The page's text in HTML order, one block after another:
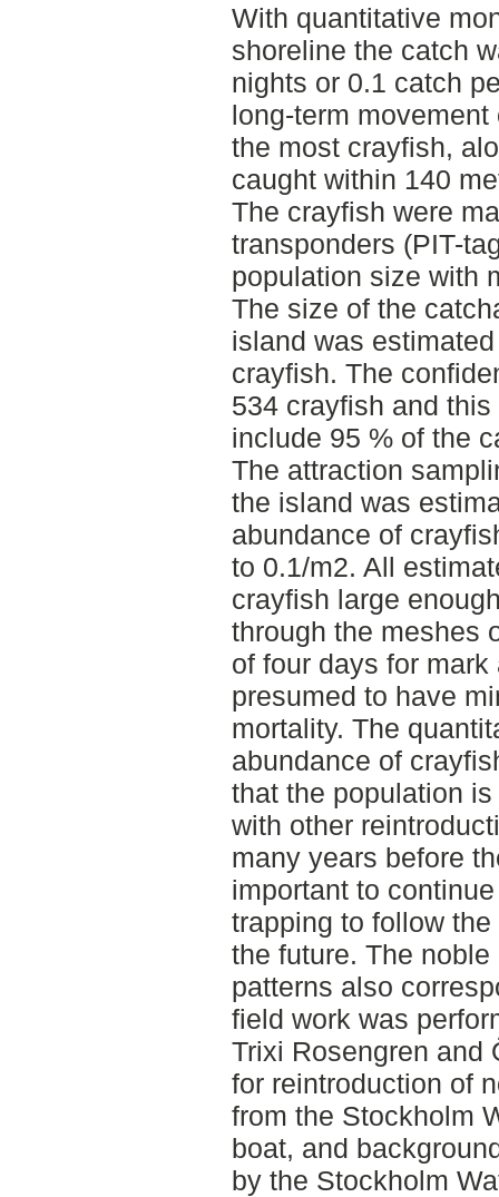
With quantitative
shoreline the catch
nights or 0.1 catch
long-term
the most crayfish,
caught within 140
The crayfish were
transponders (PIT-
population size with
The size of the
island was
crayfish. The
534 crayfish and
include 95 % of the
The attraction
the island was
abundance of
to 0.1/m2. All
crayfish large
through the meshes
of four days for
presumed to have
mortality. The
abundance of
that the population
with other
many years before
important to
trapping to follow
the future. The
patterns also
field work was
Trixi Rosengren and
for reintroduction of
from the Stockholm
boat, and
by the Stockholm